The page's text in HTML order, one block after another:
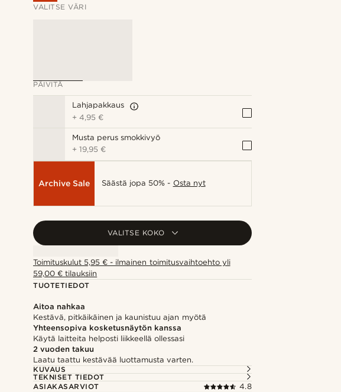
VALITSE VÄRI
PÄIVITÄ
Lahjapakkaus
+4,95 €
Musta perus smokkivyö
+19,95 €
Archive Sale Säästä jopa 50% - Osta nyt
VALITSE KOKO
Toimituskulut 5,95 € - ilmainen toimitusvaihtoehto yli
59,00 € tilauksiin
TUOTETIEDOT
Aitoa nahkaa
Kestävä, pitkäikäinen ja kaunistuu ajan myötä
Yhteensopiva kosketusnäytön kanssa
Käytä laitteita helposti liikkeellä ollessasi
2 vuoden takuu
Laatu taattu kestävää luottamusta varten.
KUVAUS
TEKNISET TIEDOT
ASIAKASARVIOT
4.8